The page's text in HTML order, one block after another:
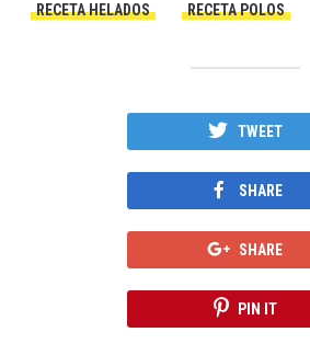
RECETA HELADOS
RECETA POLOS
TWEET
SHARE
SHARE
PIN IT